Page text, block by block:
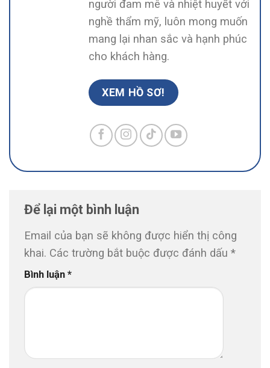
người đam mê và nhiệt huyết với
nghề thẩm mỹ, luôn mong muốn
mang lại nhan sắc và hạnh phúc
cho khách hàng.
XEM HỒ SƠ!
Để lại một bình luận
Email của bạn sẽ không được hiển thị công
khai. Các trường bắt buộc được đánh dấu *
Bình luận *